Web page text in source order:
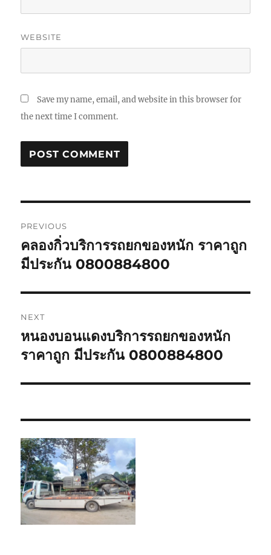
WEBSITE
Save my name, email, and website in this browser for
the next time I comment.
navigation
PREVIOUS
Previous
post:
คลองกิ่วบริการรถยกของหนัก ราคาถูก
มีประกัน 0800884800
NEXT
Next
post:
หนองบอนแดงบริการรถยกของหนัก
ราคาถูก มีประกัน 0800884800